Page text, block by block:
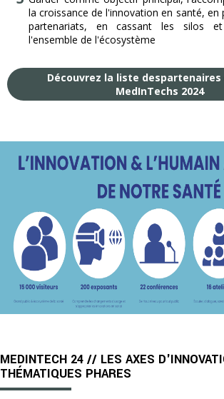
la croissance de l'innovation en santé, en
partenariats, en cassant les silos
l'ensemble de l'écosystème
Découvrez la liste despartenaires
MedInTechs 2024
MEDINTECH 24 // LES AXES
THÉMATIQUES PHARES